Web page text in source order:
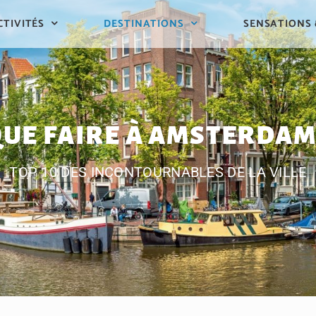
DESTINATIONS SENSATIONS
FAIRE À
TOP 10 DES INCONTOURNABLES DE LA VILLE